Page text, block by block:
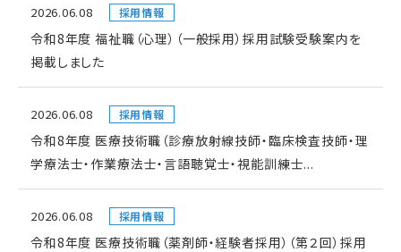
2026.06.08 採用情報
令和8年度 福祉職（心理）（一般採用）採用試験受験案内を
掲載しました
2026.06.08 採用情報
令和8年度 医療技術職（診療放射線技師・臨床検査技師・理
学療法士・作業療法士・言語聴覚士・視能訓練士...
2026.06.08 採用情報
令和8年度 医療技術職（薬剤師・経験者採用）（第２回）採用